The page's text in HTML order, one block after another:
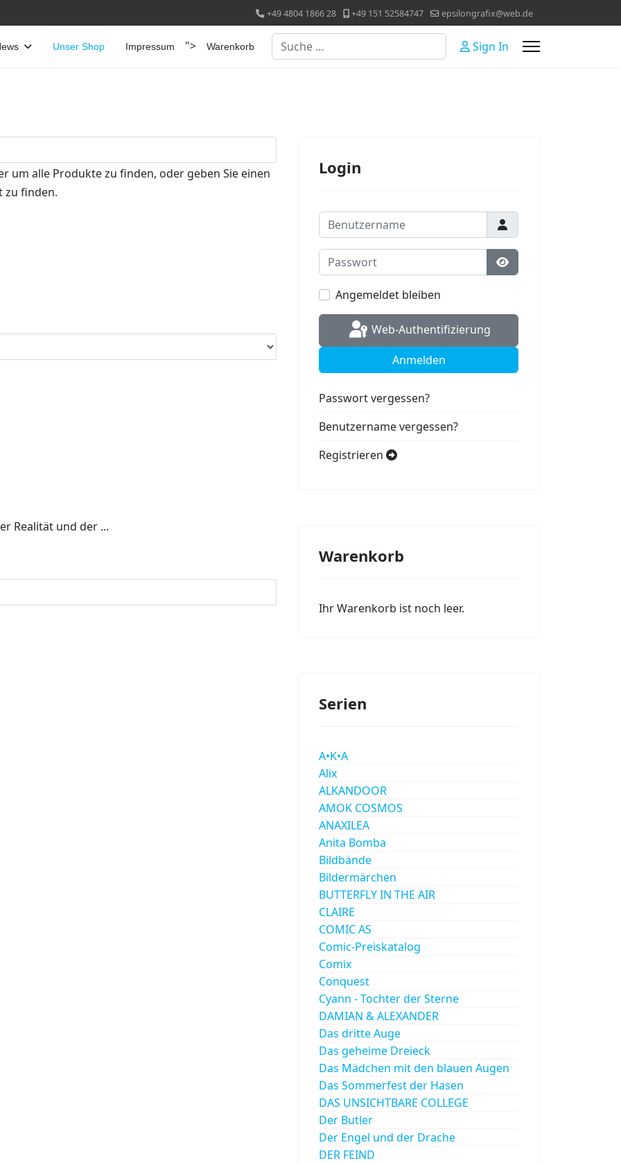
+49 4804 1866 28 +49 151 52584747 epsilongrafix@web.de
Unser Shop Impressum "> Warenkorb Suchen Sign In
um alle Produkte zu finden, oder geben Sie einen
zu finden.
Realität und der ...
Login
Benutzername
Passwort
Passwort anzeigen
Angemeldet bleiben
Web-Authentifizierung
Anmelden
Passwort vergessen?
Benutzername vergessen?
Registrieren
Warenkorb
Ihr Warenkorb ist noch leer.
Serien
A•K•A
Alix
ALKANDOOR
AMOK COSMOS
ANAXILEA
Anita Bomba
Bildbände
Bildermärchen
BUTTERFLY IN THE AIR
CLAIRE
COMIC AS
Comic-Preiskatalog
Comix
Conquest
Cyann - Tochter der Sterne
DAMIAN & ALEXANDER
Das dritte Auge
Das geheime Dreieck
Das Mädchen mit den blauen Augen
Das Sommerfest der Hasen
DAS UNSICHTBARE COLLEGE
Der Butler
Der Engel und der Drache
DER FEIND